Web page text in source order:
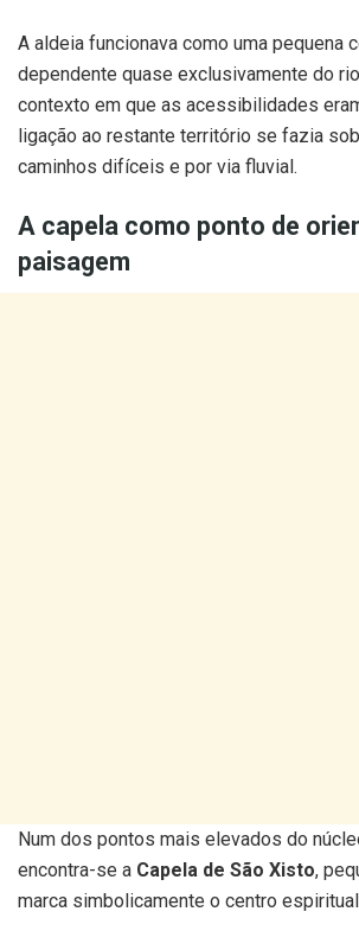
A aldeia funcionava como uma pequena
dependente quase exclusivamente do
contexto em que as acessibilidades
ligação ao restante território se fazia
caminhos difíceis e por via fluvial.
A capela como ponto de
paisagem
Num dos pontos mais elevados do
encontra-se a Capela de São Xisto,
marca simbolicamente o centro